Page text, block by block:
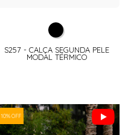
S257 - CALÇA SEGUNDA PELE
MODAL TÉRMICO
10% OFF